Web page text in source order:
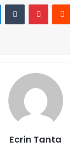
LinkedInTumblr
Ecrin Tanta